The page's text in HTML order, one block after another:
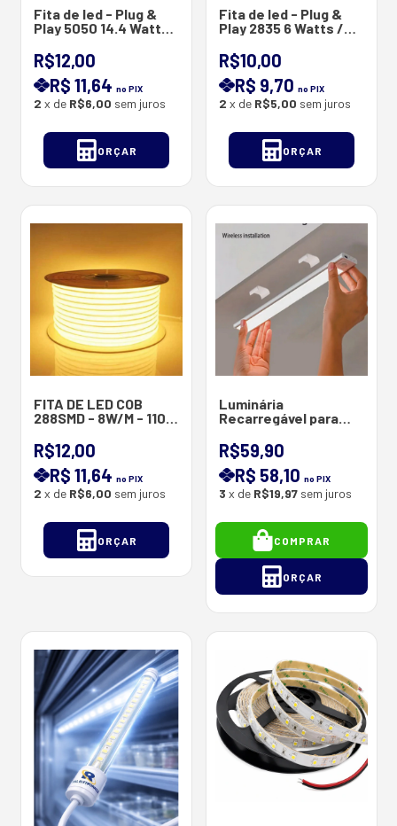
Fita de led - Plug &
Play 5050 14.4 Watts /
V 60 Leds/Metro
13MM X 7MM -(RILL
LED )
R$12,00
R$ 11,64no PIX
2 x de R$6,00 sem juros
ORÇAR
Fita de led - Plug &
Play 2835 6 Watts /
V 60 Leds/Metro -
10MM X 6 MM (RILL LED
)
R$10,00
R$ 9,70no PIX
2 x de R$5,00 sem juros
ORÇAR
FITA DE LED COB
288SMD - 8W/M - 110V
Disponibilidade -
Valor mencionado por
Metro
R$12,00
R$ 11,64no PIX
2 x de R$6,00 sem juros
ORÇAR
Luminária
Recarregável para
Geral - 60 CM X 3.5 CM
- SENSOR
R$59,90
R$ 58,10no PIX
3 x de R$19,97 sem juros
COMPRAR
ORÇAR